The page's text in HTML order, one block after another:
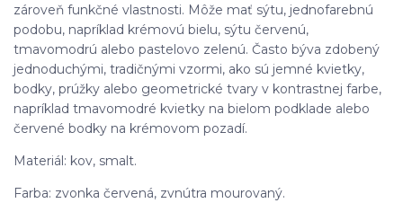
zároveň funkčné vlastnosti. Môže mať sýtu, jednofarebnú
podobu, napríklad krémovú bielu, sýtu červenú,
tmavomodrú alebo pastelovo zelenú. Často býva zdobený
jednoduchými, tradičnými vzormi, ako sú jemné kvietky,
bodky, prúžky alebo geometrické tvary v kontrastnej farbe,
napríklad tmavomodré kvietky na bielom podklade alebo
červené bodky na krémovom pozadí.
Materiál: kov, smalt.
Farba: zvonka červená, zvnútra mourovaný.